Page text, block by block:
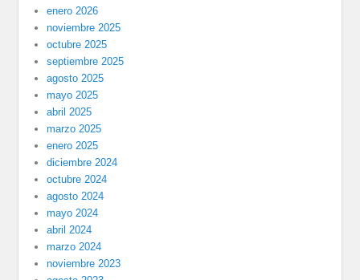
enero 2026
noviembre 2025
octubre 2025
septiembre 2025
agosto 2025
mayo 2025
abril 2025
marzo 2025
enero 2025
diciembre 2024
octubre 2024
agosto 2024
mayo 2024
abril 2024
marzo 2024
noviembre 2023